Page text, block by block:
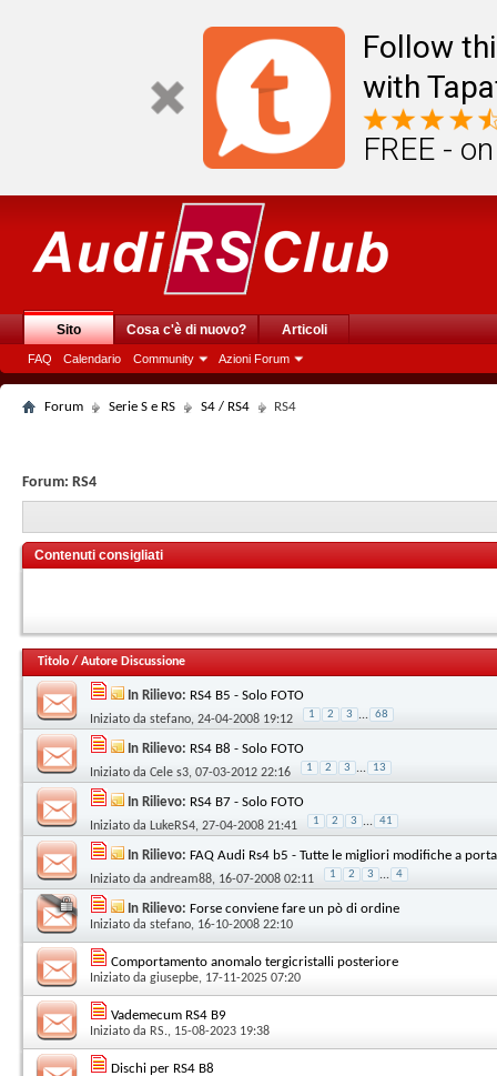
Follow
with
FREE -
Sito
FAQ Calendario Community Azioni Forum
Cosa c'è di nuovo? Articoli
Forum Serie S e RS S4 / RS4 RS4
Forum: RS4
Contenuti consigliati
Titolo / Autore Discussione
In Rilievo: RS4 B5 - Solo FOTO
Iniziato da stefano, 24-04-2008 19:12 1 2 3 ... 68
In Rilievo: RS4 B8 - Solo FOTO
Iniziato da Cele s3, 07-03-2012 22:16 1 2 3 ... 13
In Rilievo: RS4 B7 - Solo FOTO
Iniziato da LukeRS4, 27-04-2008 21:41 1 2 3 ... 41
In Rilievo: FAQ Audi Rs4 b5 - Tutte le migliori modifiche a
Iniziato da andream88, 16-07-2008 02:11 1 2 3 ... 4
In Rilievo: Forse conviene fare un pò di ordine
Iniziato da stefano, 16-10-2008 22:10
Comportamento anomalo tergicristalli posteriore
Iniziato da giusepbe, 17-11-2025 07:20
Vademecum RS4 B9
Iniziato da RS., 15-08-2023 19:38
Dischi per RS4 B8